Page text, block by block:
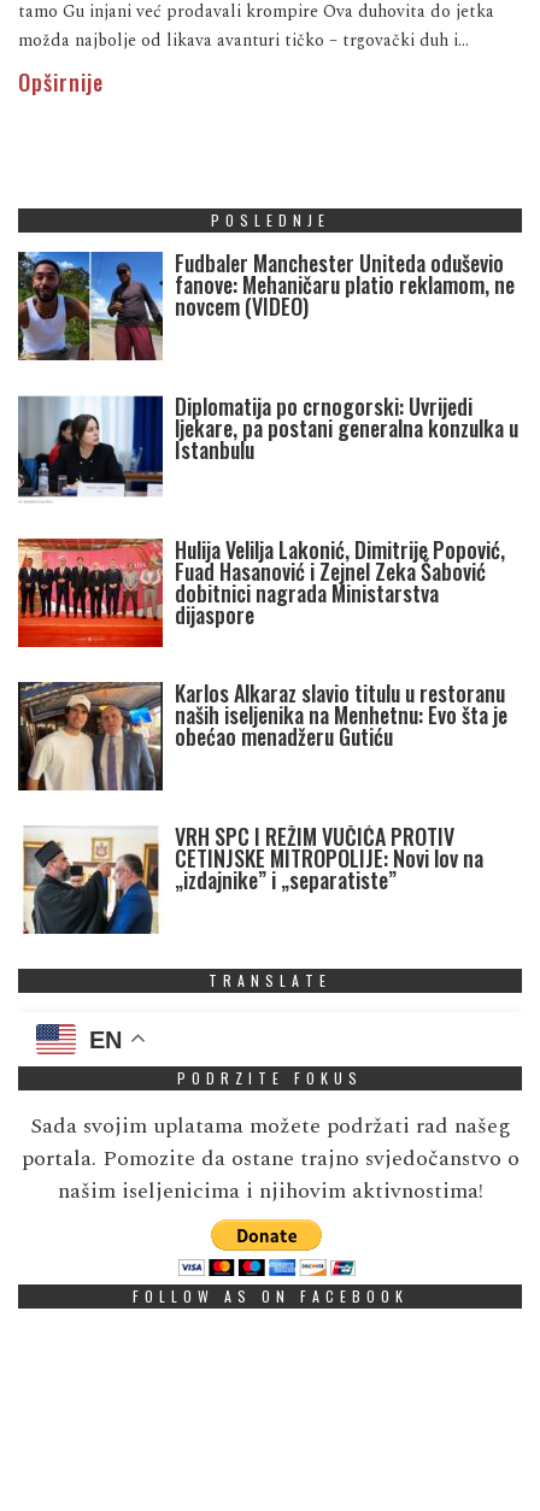
tamo Gu injani već prodavali krompire Ova duhovita do jetka
možda najbolje od likava avanturi tičko – trgovački duh i...
Opširnije
POSLEDNJE
Fudbaler Manchester Uniteda oduševio
fanove: Mehaničaru platio reklamom, ne
novcem (VIDEO)
Diplomatija po crnogorski: Uvrijedi
ljekare, pa postani generalna konzulka u
Istanbulu
Hulija Velilja Lakonić, Dimitrije Popović,
Fuad Hasanović i Zejnel Zeka Šabović
dobitnici nagrada Ministarstva
dijaspore
Karlos Alkaraz slavio titulu u restoranu
naših iseljenika na Menhetnu: Evo šta je
obećao menadžeru Gutiću
VRH SPC I REŽIM VUČIĆA PROTIV
CETINJSKE MITROPOLIJE: Novi lov na
„izdajnike” i „separatiste”
TRANSLATE
EN
PODRZITE FOKUS
Sada svojim uplatama možete podržati rad našeg
portala. Pomozite da ostane trajno svjedočanstvo o
našim iseljenicima i njihovim aktivnostima!
FOLLOW AS ON FACEBOOK